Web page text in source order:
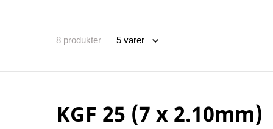
8 produkter
KGF 25 (7 x 2.10mm)